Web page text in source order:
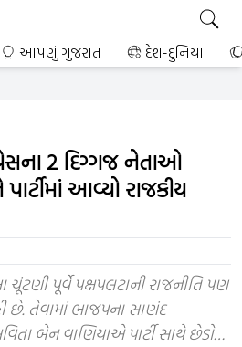
આપણું ગુજરાત દેશ-દુનિયા
2 દિગ્ગજ નેતાઓ
આવ્યો રાજકીય
પૂર્વે પક્ષપલટાની રાજનીતિ પણ
છે. તેવામાં ભાજપના સાણંદ
બેન વાણિયાએ પાર્ટી સાથે છેડો…